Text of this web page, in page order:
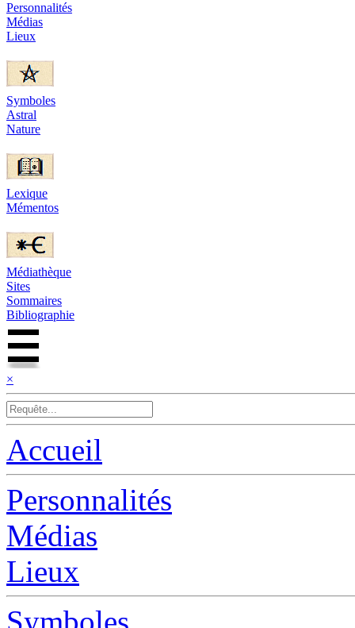
Personnalités
Médias
Lieux
Symboles
Astral
Nature
Lexique
Mémentos
Médiathèque
Sites
Sommaires
Bibliographie
×
Accueil
Personnalités
Médias
Lieux